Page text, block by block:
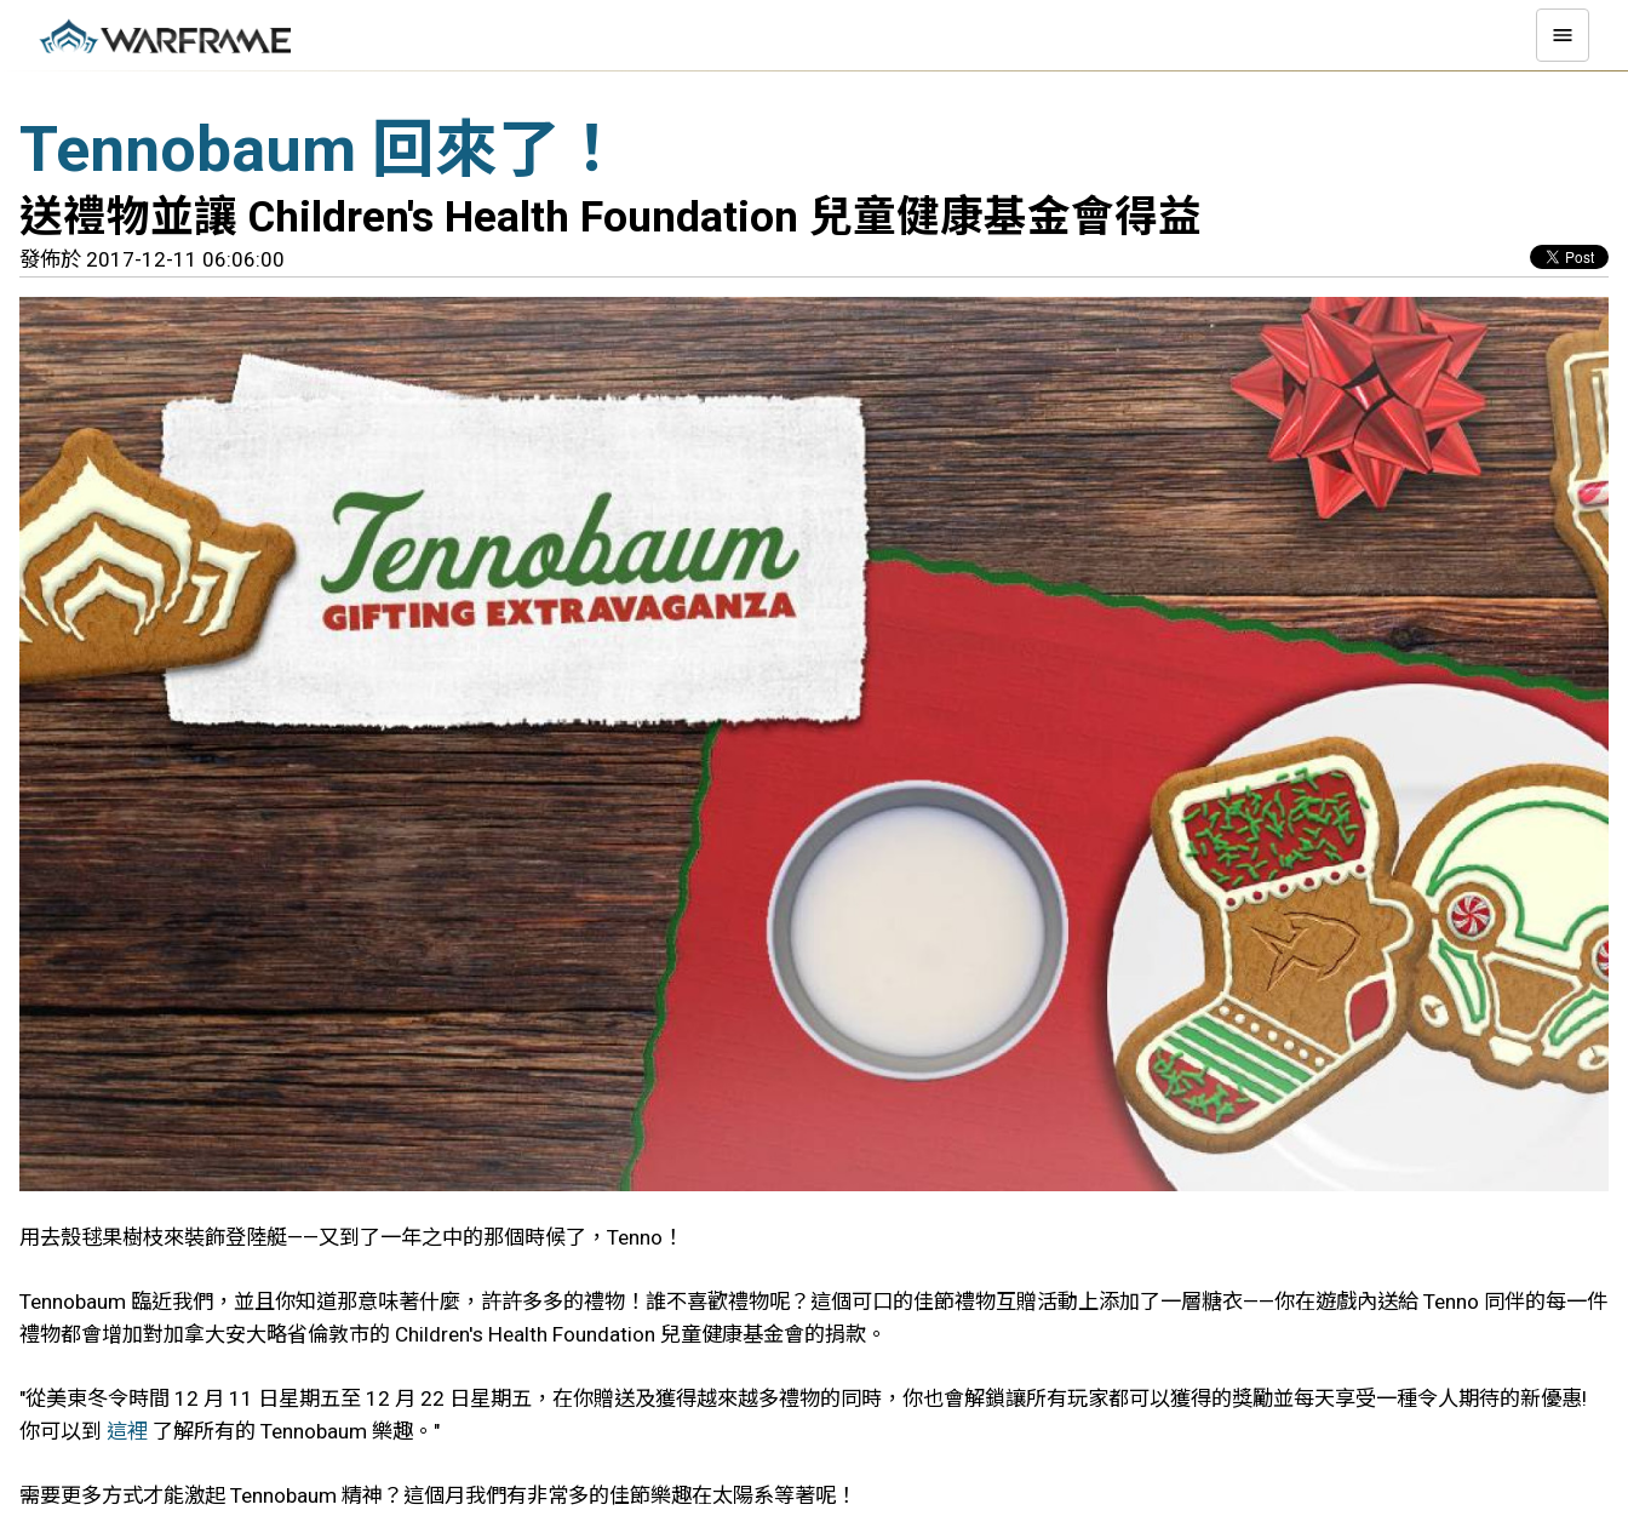
Tennobaum 回來了！
送禮物並讓 Children's Health Foundation 兒童健康基金會得益
發佈於 2017-12-11 06:06:00
用去殼毬果樹枝來裝飾登陸艇——又到了一年之中的那個時候了，Tenno！
Tennobaum 臨近我們，並且你知道那意味著什麼，許許多多的禮物！誰不喜歡禮物呢？這個可口的佳節禮物互贈活動上添加了一層糖衣——你在遊戲內送給 Tenno 同伴的每一件
禮物都會增加對加拿大安大略省倫敦市的 Children's Health Foundation 兒童健康基金會的捐款。
"從美東冬令時間 12 月 11 日星期五至 12 月 22 日星期五，在你贈送及獲得越來越多禮物的同時，你也會解鎖讓所有玩家都可以獲得的獎勵並每天享受一種令人期待的新優惠!
你可以到 這裡 了解所有的 Tennobaum 樂趣。"
需要更多方式才能激起 Tennobaum 精神？這個月我們有非常多的佳節樂趣在太陽系等著呢！